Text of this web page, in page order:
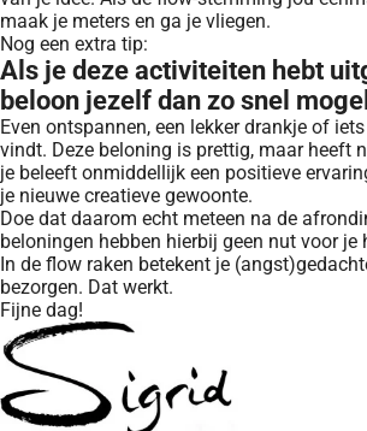
maak je meters en ga je vliegen.
Nog een extra tip:
Als je deze activiteiten hebt
beloon jezelf dan zo snel
Even ontspannen, een lekker drankje of
vindt. Deze beloning is prettig, maar heeft
je beleeft onmiddellijk een positieve
je nieuwe creatieve gewoonte.
Doe dat daarom echt meteen na de
beloningen hebben hierbij geen nut voor je
In de flow raken betekent je
bezorgen. Dat werkt.
Fijne dag!